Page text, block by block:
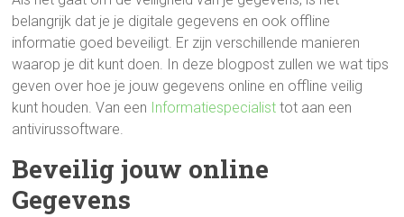
belangrijk dat je je digitale gegevens en ook offline
informatie goed beveiligt. Er zijn verschillende manieren
waarop je dit kunt doen. In deze blogpost zullen we wat tips
geven over hoe je jouw gegevens online en offline veilig
kunt houden. Van een Informatiespecialist tot aan een
antivirussoftware.
Beveilig jouw online
Gegevens